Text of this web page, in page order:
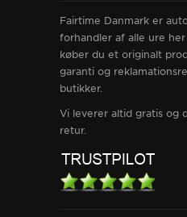
Fairtime Danmark er
forhandler af alle ure
køber du et originalt
garanti og
butikker.
Vi leverer altid gratis og
retur.